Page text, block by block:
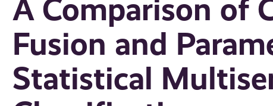
A Comparison of
Fusion and
Statistical